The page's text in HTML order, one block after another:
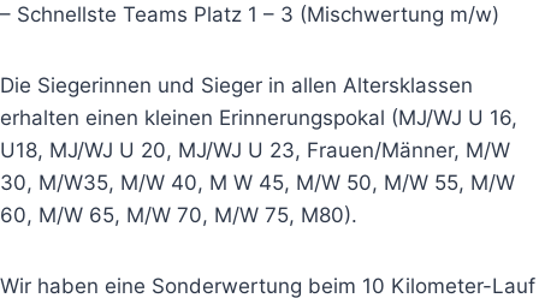
– Schnellste Teams Platz 1 – 3 (Mischwertung m/w)
Die Siegerinnen und Sieger in allen Altersklassen
erhalten einen kleinen Erinnerungspokal (MJ/WJ U 16,
U18, MJ/WJ U 20, MJ/WJ U 23, Frauen/Männer, M/W
30, M/W35, M/W 40, M W 45, M/W 50, M/W 55, M/W
60, M/W 65, M/W 70, M/W 75, M80).
Wir haben eine Sonderwertung beim 10 Kilometer-Lauf